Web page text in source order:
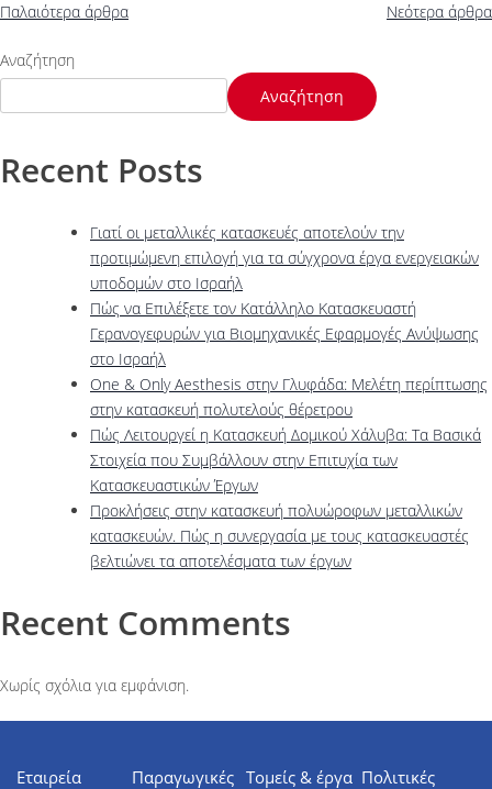
Παλαιότερα άρθρα
Νεότερα άρθρα
Αναζήτηση
Αναζήτηση
Recent Posts
Γιατί οι μεταλλικές κατασκευές αποτελούν την
προτιμώμενη επιλογή για τα σύγχρονα έργα ενεργειακών
υποδομών στο Ισραήλ
Πώς να Επιλέξετε τον Κατάλληλο Κατασκευαστή
Γερανογεφυρών για Βιομηχανικές Εφαρμογές Ανύψωσης
στο Ισραήλ
One & Only Aesthesis στην Γλυφάδα: Μελέτη περίπτωσης
στην κατασκευή πολυτελούς θέρετρου
Πώς Λειτουργεί η Κατασκευή Δομικού Χάλυβα: Τα Βασικά
Στοιχεία που Συμβάλλουν στην Επιτυχία των
Κατασκευαστικών Έργων
Προκλήσεις στην κατασκευή πολυώροφων μεταλλικών
κατασκευών. Πώς η συνεργασία με τους κατασκευαστές
βελτιώνει τα αποτελέσματα των έργων
Recent Comments
Χωρίς σχόλια για εμφάνιση.
Εταιρεία
Παραγωγικές Τομείς & έργα Πολιτικές